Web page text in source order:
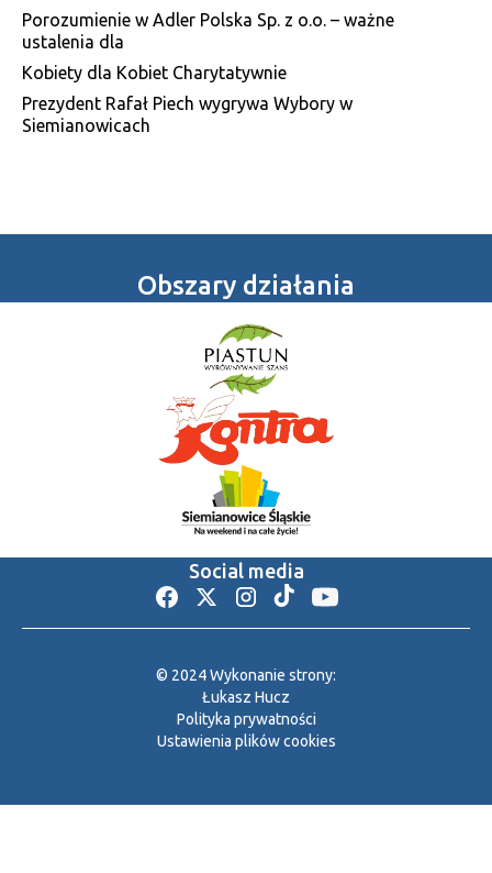
Porozumienie w Adler Polska Sp. z o.o. – ważne
ustalenia dla
Kobiety dla Kobiet Charytatywnie
Prezydent Rafał Piech wygrywa Wybory w
Siemianowicach
Obszary działania
Social media
© 2024 Wykonanie strony:
Łukasz Hucz
Polityka prywatności
Ustawienia plików cookies